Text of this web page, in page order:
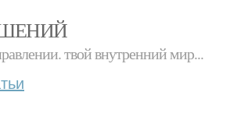
твой внутренний мир...